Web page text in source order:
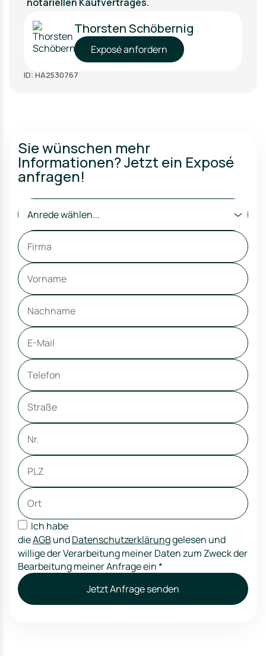
Thorsten Schöbernig
Exposé anfordern
ID: HA2530767
Sie wünschen mehr
Informationen? Jetzt ein Exposé
anfragen!
Anrede wählen...
Ich habe
dieAGBundDatenschutzerklärunggelesen und
willige der Verarbeitung meiner Daten zum Zweck der
Bearbeitung meiner Anfrage ein*
Jetzt Anfrage senden